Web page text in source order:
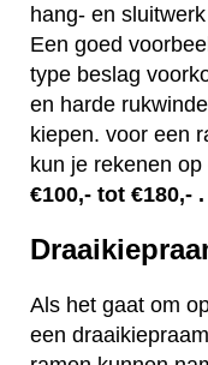
hang- en
Een goed
type beslag
en harde
kiepen. voor een
kun je rekenen
€100,- tot €180,- .
Als het gaat om
een